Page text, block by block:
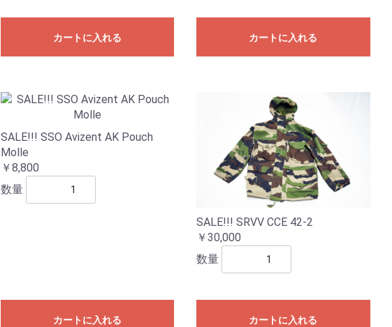
カートに入れる カートに入れる
SALE!!! SSO Avizent AK Pouch
Molle
￥8,800
数量
カートに入れる
SALE!!! SRVV CCE 42-2
￥30,000
数量
カートに入れる